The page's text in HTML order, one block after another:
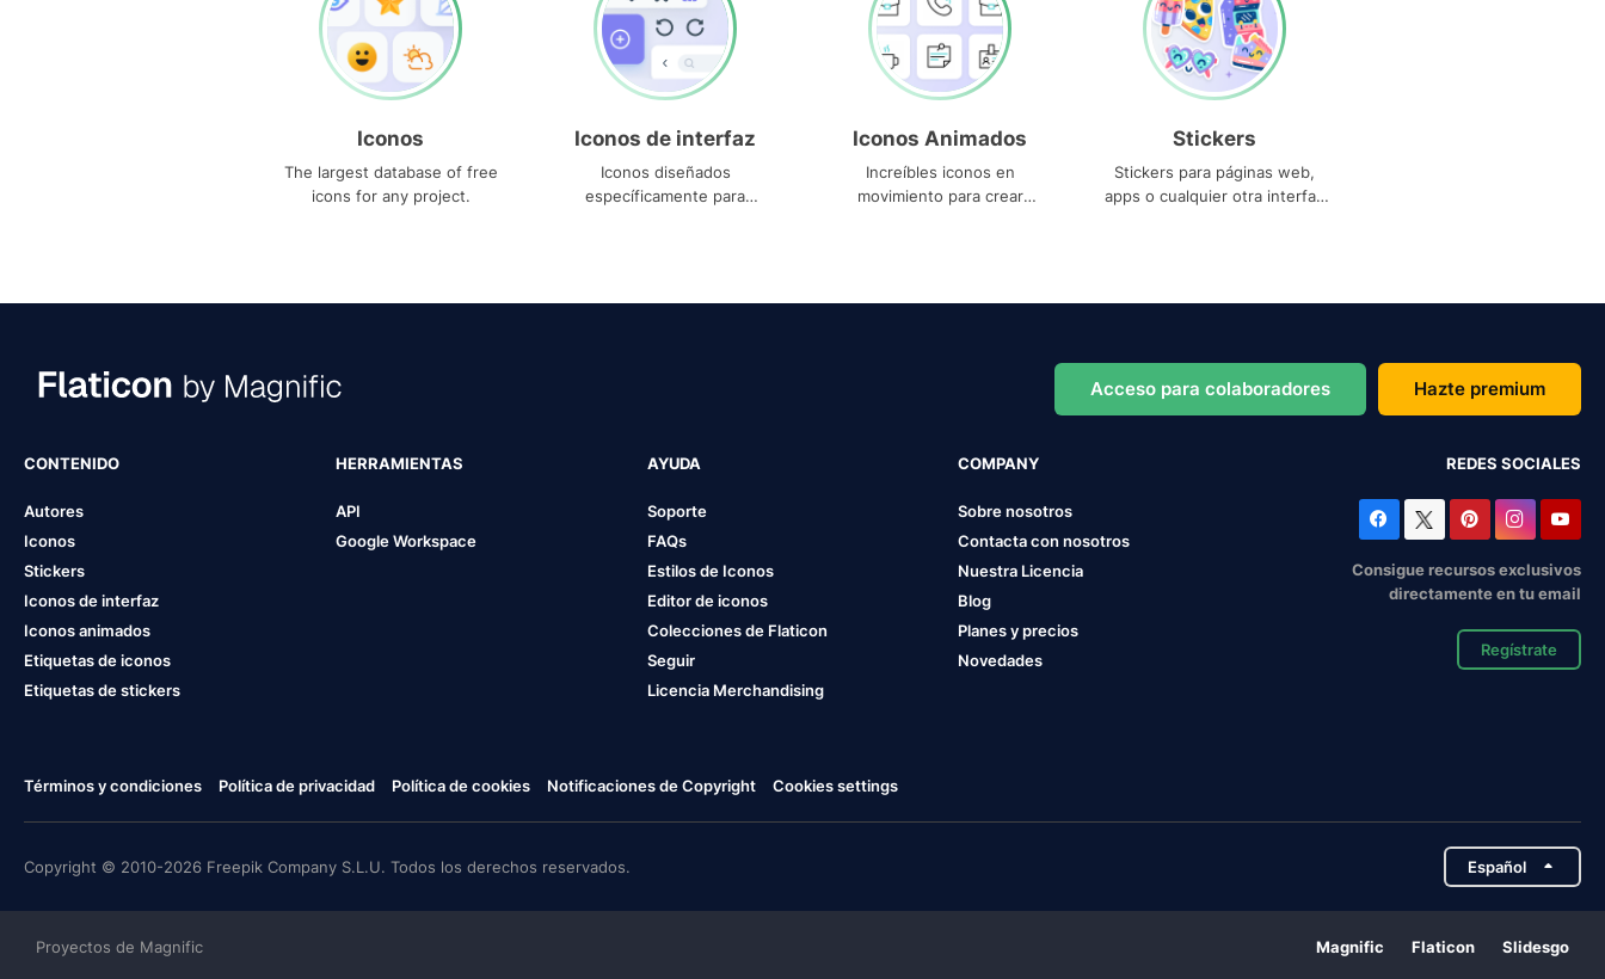
Iconos
The largest database of free
icons for any project.
Iconos de interfaz
Iconos diseñados
específicamente para
Iconos Animados
Increíbles iconos en
movimiento para crear
Stickers
Stickers para páginas web,
apps o cualquier otra interfaz
Acceso para colaboradores Hazte premium
CONTENIDO
Autores
Iconos
Stickers
Iconos de interfaz
Iconos animados
Etiquetas de iconos
Etiquetas de stickers
HERRAMIENTAS
API
Google Workspace
AYUDA
Soporte
FAQs
Estilos de Iconos
Editor de iconos
Colecciones de Flaticon
Seguir
Licencia Merchandising
COMPANY
Sobre nosotros
Contacta con nosotros
Nuestra Licencia
Blog
Planes y precios
Novedades
REDES SOCIALES
Consigue recursos exclusivos
directamente en tu email
Regístrate
Términos y condiciones Política de privacidad Política de cookies Notificaciones de Copyright Cookies settings
Copyright © 2010-2026 Freepik Company S.L.U. Todos los derechos reservados. Español
Proyectos de Magnific Magnific Flaticon Slidesgo